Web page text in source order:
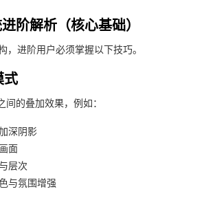
阶解析（核心基础）
，进阶用户必须掌握以下技巧。
式
的叠加效果，例如：
深阴影
面
层次
与氛围增强